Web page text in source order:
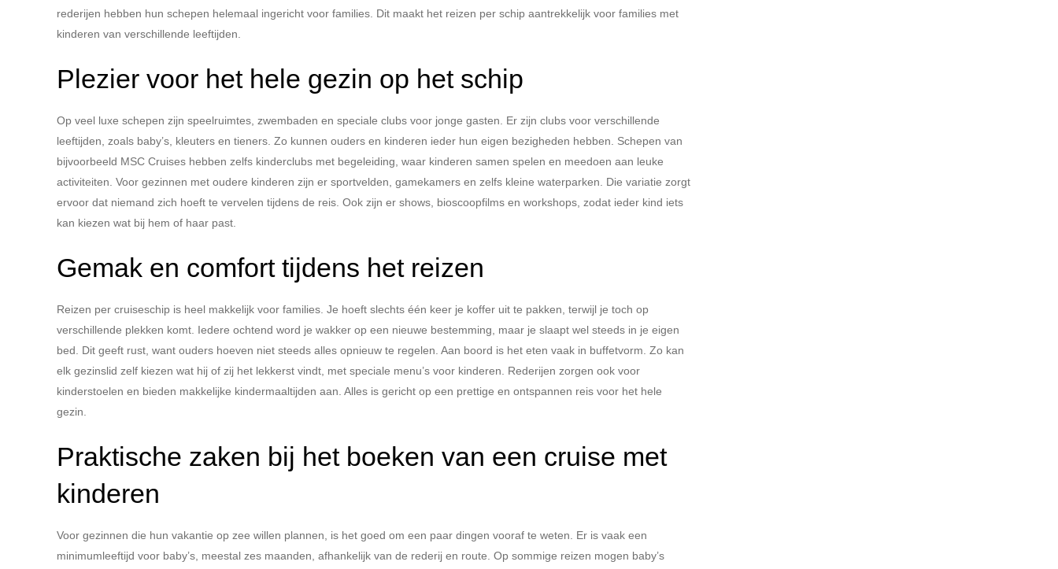
rederijen hebben hun schepen helemaal ingericht voor families. Dit maakt het reizen per schip aantrekkelijk voor families met
kinderen van verschillende leeftijden.
Plezier voor het hele gezin op het schip
Op veel luxe schepen zijn speelruimtes, zwembaden en speciale clubs voor jonge gasten. Er zijn clubs voor verschillende
leeftijden, zoals baby’s, kleuters en tieners. Zo kunnen ouders en kinderen ieder hun eigen bezigheden hebben. Schepen van
bijvoorbeeld MSC Cruises hebben zelfs kinderclubs met begeleiding, waar kinderen samen spelen en meedoen aan leuke
activiteiten. Voor gezinnen met oudere kinderen zijn er sportvelden, gamekamers en zelfs kleine waterparken. Die variatie zorgt
ervoor dat niemand zich hoeft te vervelen tijdens de reis. Ook zijn er shows, bioscoopfilms en workshops, zodat ieder kind iets
kan kiezen wat bij hem of haar past.
Gemak en comfort tijdens het reizen
Reizen per cruiseschip is heel makkelijk voor families. Je hoeft slechts één keer je koffer uit te pakken, terwijl je toch op
verschillende plekken komt. Iedere ochtend word je wakker op een nieuwe bestemming, maar je slaapt wel steeds in je eigen
bed. Dit geeft rust, want ouders hoeven niet steeds alles opnieuw te regelen. Aan boord is het eten vaak in buffetvorm. Zo kan
elk gezinslid zelf kiezen wat hij of zij het lekkerst vindt, met speciale menu’s voor kinderen. Rederijen zorgen ook voor
kinderstoelen en bieden makkelijke kindermaaltijden aan. Alles is gericht op een prettige en ontspannen reis voor het hele
gezin.
Praktische zaken bij het boeken van een cruise met
kinderen
Voor gezinnen die hun vakantie op zee willen plannen, is het goed om een paar dingen vooraf te weten. Er is vaak een
minimumleeftijd voor baby’s, meestal zes maanden, afhankelijk van de rederij en route. Op sommige reizen mogen baby’s